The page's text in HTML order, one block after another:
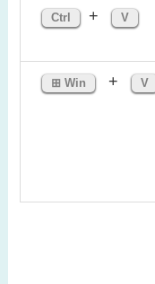
Ctrl + V
⊞ Win + V